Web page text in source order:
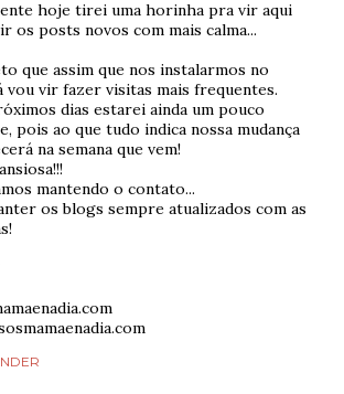
hoje tirei uma horinha pra vir aqui
os posts novos com mais calma...
que assim que nos instalarmos no
vou vir fazer visitas mais frequentes.
dias estarei ainda um pouco
pois ao que tudo indica nossa mudança
na semana que vem!
mantendo o contato...
os blogs sempre atualizados com as